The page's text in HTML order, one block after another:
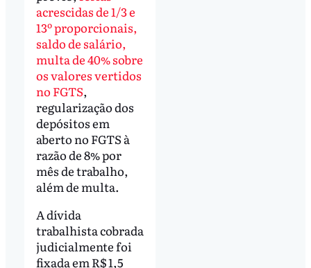
acrescidas de 1/3 e
13º proporcionais,
saldo de salário,
multa de 40% sobre
os valores vertidos
no FGTS,
regularização dos
depósitos em
aberto no FGTS à
razão de 8% por
mês de trabalho,
além de multa.
A dívida
trabalhista cobrada
judicialmente foi
fixada em R$ 1,5